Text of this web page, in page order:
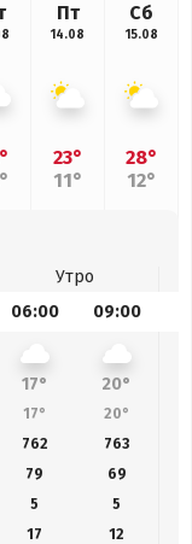
Пт
14.08
23°
11°
Сб
15.08
28°
12°
Утро
06:00 09:00
17° 20°
17° 20°
762 763
79 69
5
5
17 12